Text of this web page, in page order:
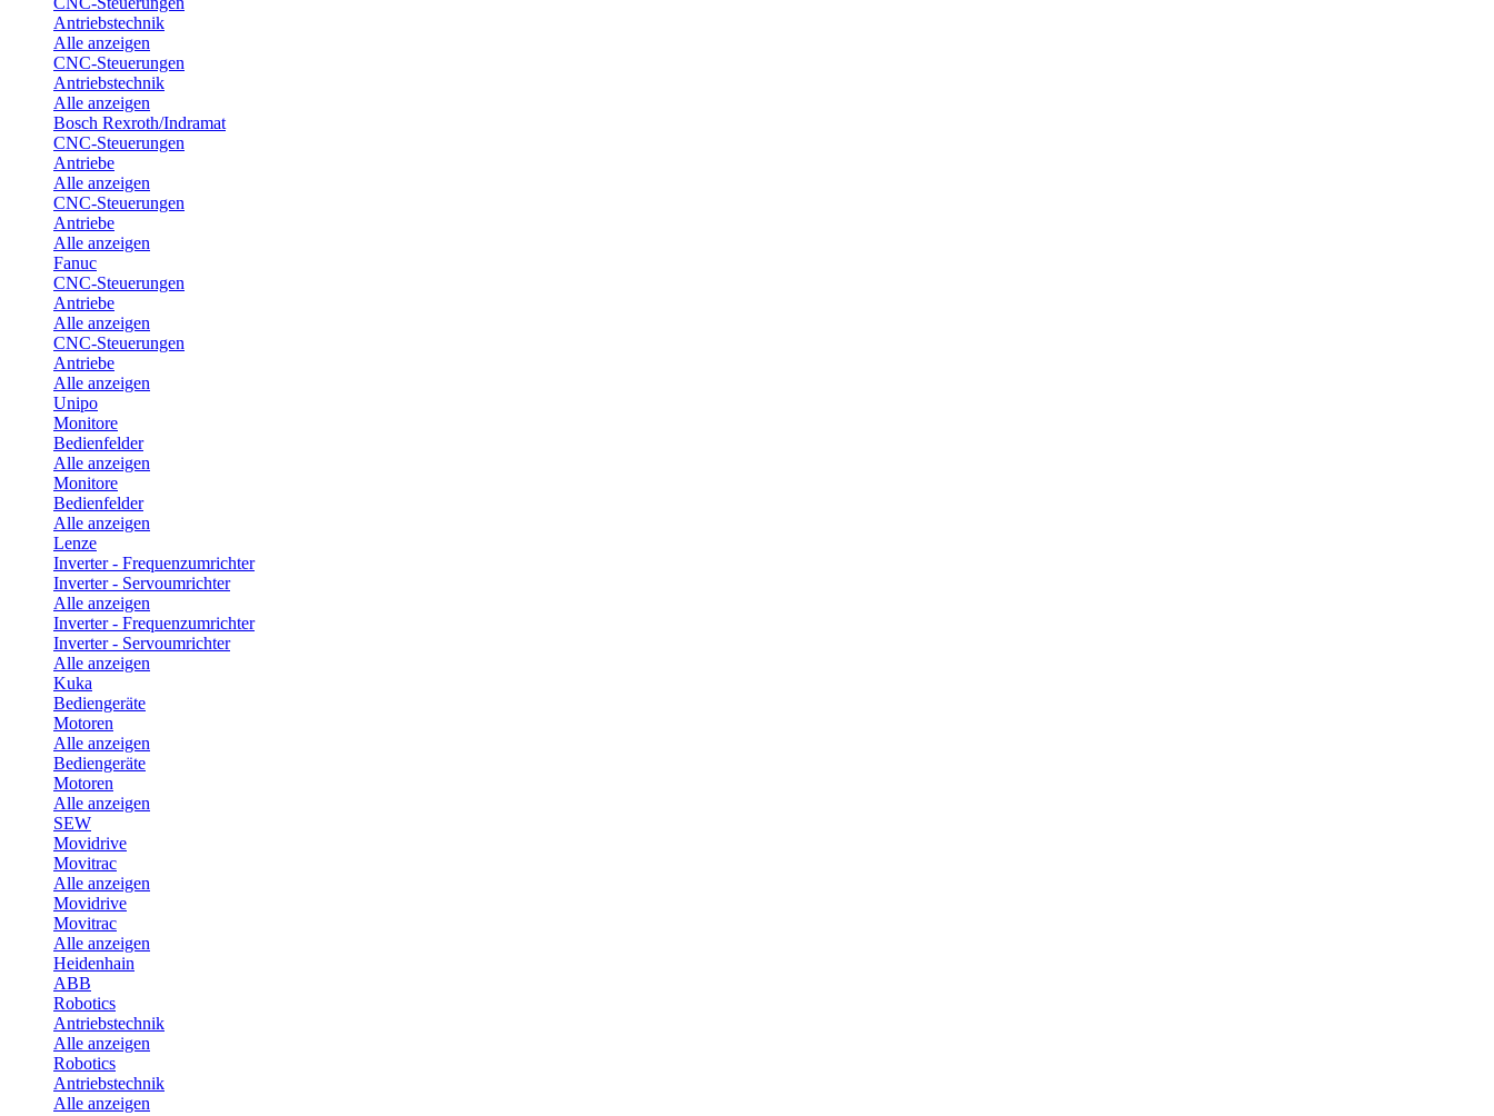
Antriebstechnik
Alle anzeigen
CNC-Steuerungen
Antriebstechnik
Alle anzeigen
Bosch Rexroth/Indramat
CNC-Steuerungen
Antriebe
Alle anzeigen
CNC-Steuerungen
Antriebe
Alle anzeigen
Fanuc
CNC-Steuerungen
Antriebe
Alle anzeigen
CNC-Steuerungen
Antriebe
Alle anzeigen
Unipo
Monitore
Bedienfelder
Alle anzeigen
Monitore
Bedienfelder
Alle anzeigen
Lenze
Inverter - Frequenzumrichter
Inverter - Servoumrichter
Alle anzeigen
Inverter - Frequenzumrichter
Inverter - Servoumrichter
Alle anzeigen
Kuka
Bediengeräte
Motoren
Alle anzeigen
Bediengeräte
Motoren
Alle anzeigen
SEW
Movidrive
Movitrac
Alle anzeigen
Movidrive
Movitrac
Alle anzeigen
Heidenhain
ABB
Robotics
Antriebstechnik
Alle anzeigen
Robotics
Antriebstechnik
Alle anzeigen